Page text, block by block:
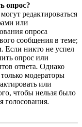
опрос?
редактироваться
или
опроса
сообщения в теме;
Если никто не успел
опрос или
ответа. Однако
модераторы
или
чтобы нельзя было
голосования.